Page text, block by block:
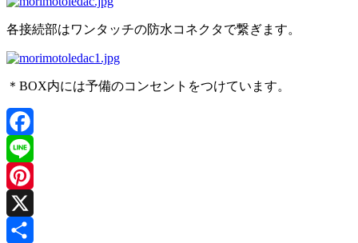
各接続部はワンタッチの防水コネクタで繋ぎます。
＊BOX内には予備のコンセントをつけています。
Facebook
Line
Pinterest
X